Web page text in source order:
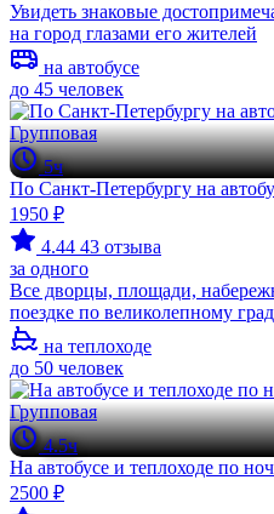
Увидеть знаковые
на город глазами его жителей
на автобусе
до 45 человек
Групповая
5ч
По Санкт-Петербургу на
1950 ₽
4.44 43 отзыва
за одного
Все дворцы, площади,
поездке по великолепному
на теплоходе
до 50 человек
Групповая
4.5ч
На автобусе и теплоходе по
2500 ₽